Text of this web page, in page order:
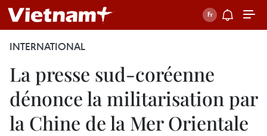
INTERNATIONAL
La presse sud-coréenne
dénonce la militarisation par
la Chine de la Mer Orientale